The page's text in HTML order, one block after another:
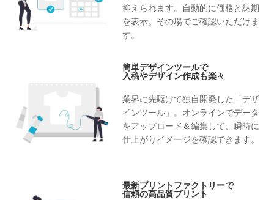
抑えられます。自動的に価格と納期
を表示。その場でご確認いただけま
す。
簡単デザインツールで
入稿やデザイン作成も楽々
業界に先駆けて独自開発した「デザ
インツール」。オンラインでデータ
をアップロード＆編集して、瞬時に
仕上がりイメージを確認できます。
最新プリントファクトリーで
信頼の高品質プリント